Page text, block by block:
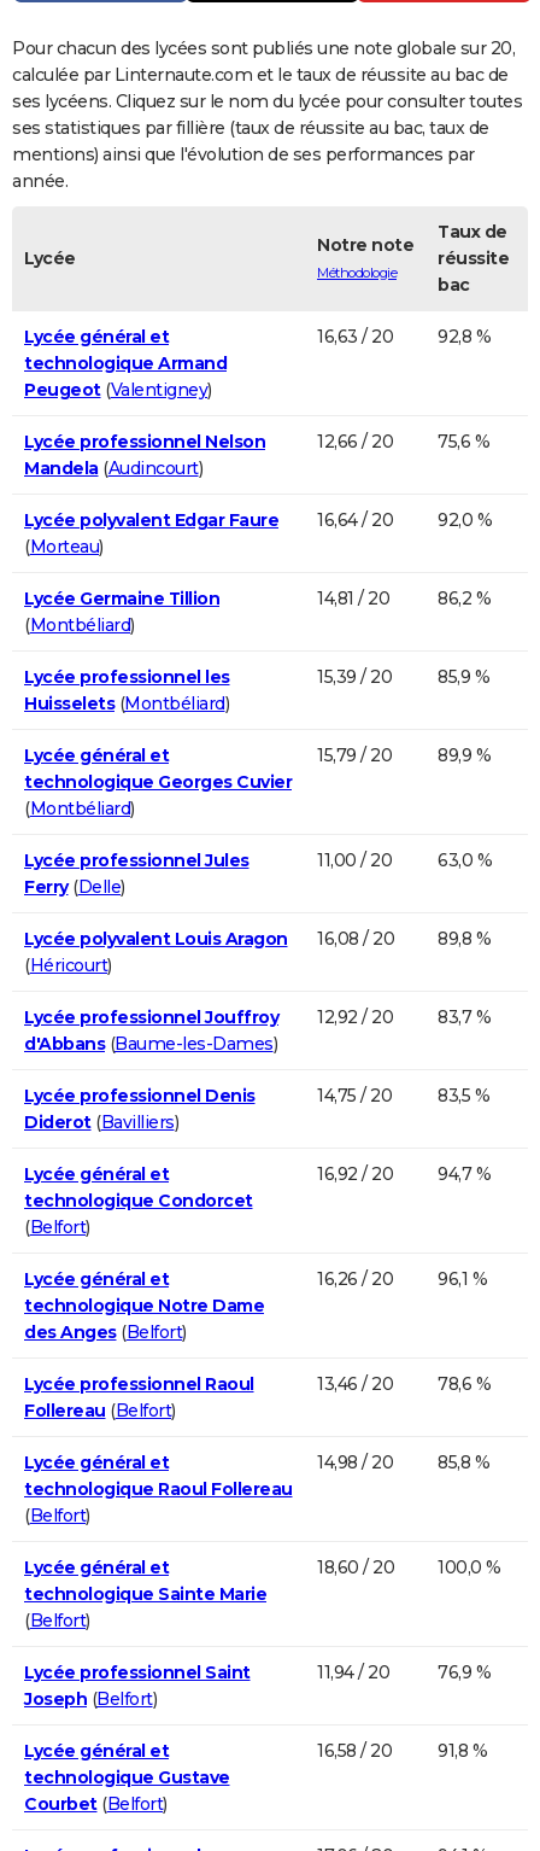
S'inscrire
Se connecter
Lycées
Collèges
Primaires
Universités
Entreprises
Service militaire
Avis de recherche
AVIS DE DÉCÈS
FORUM
Bricolage
Lifestyle
Culture
Sport
Auto
Television
Voyage
Cinema
Pour chacun des lycées sont publiés une note globale sur 20,
calculée par Linternaute.com et le taux de réussite au bac de
ses lycéens. Cliquez sur le nom du lycée pour consulter toutes
ses statistiques par fillière (taux de réussite au bac, taux de
mentions) ainsi que l'évolution de ses performances par
année.
Lycée
Notre note
Méthodologie
Taux de
réussite
bac
Lycée général et
technologique Armand
Peugeot(Valentigney)
16,63 / 20 92,8 %
Lycée professionnel Nelson
Mandela(Audincourt)
12,66 / 20 75,6 %
Lycée polyvalent Edgar Faure
(Morteau)
16,64 / 20 92,0 %
Lycée Germaine Tillion
(Montbéliard)
14,81 / 20 86,2 %
Lycée professionnel les
Huisselets(Montbéliard)
15,39 / 20 85,9 %
Lycée général et
technologique Georges Cuvier
(Montbéliard)
15,79 / 20 89,9 %
Lycée professionnel Jules
Ferry(Delle)
11,00 / 20 63,0 %
Lycée polyvalent Louis Aragon
(Héricourt)
16,08 / 20 89,8 %
Lycée professionnel Jouffroy
d'Abbans(Baume-les-Dames)
12,92 / 20 83,7 %
Lycée professionnel Denis
Diderot(Bavilliers)
14,75 / 20 83,5 %
Lycée général et
technologique Condorcet
(Belfort)
16,92 / 20 94,7 %
Lycée général et
technologique Notre Dame
des Anges(Belfort)
16,26 / 20 96,1 %
Lycée professionnel Raoul
Follereau (Belfort)
13,46 / 20 78,6 %
Lycée général et
technologique Raoul Follereau
(Belfort)
14,98 / 20 85,8 %
Lycée général et
technologique Sainte Marie
(Belfort)
18,60 / 20 100,0 %
Lycée professionnel Saint
Joseph (Belfort)
11,94 / 20 76,9 %
Lycée général et
technologique Gustave
Courbet(Belfort)
16,58 / 20 91,8 %